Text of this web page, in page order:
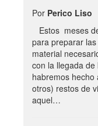
Por Perico Liso
Estos meses
para preparar
material
con la llegada
habremos
otros) restos de
aquel…